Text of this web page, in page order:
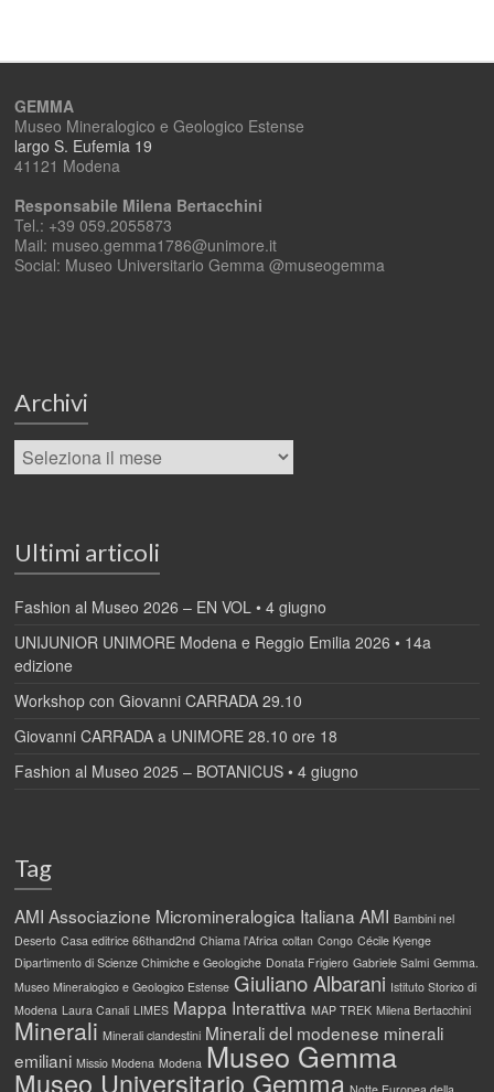
GEMMA
Museo Mineralogico e Geologico Estense
largo S. Eufemia 19
41121 Modena
Responsabile Milena Bertacchini
Tel.: +39 059.2055873
Mail: museo.gemma1786@unimore.it
Social: Museo Universitario Gemma @museogemma
Archivi
Ultimi articoli
Fashion al Museo 2026 – EN VOL • 4 giugno
UNIJUNIOR UNIMORE Modena e Reggio Emilia 2026 • 14a
edizione
Workshop con Giovanni CARRADA 29.10
Giovanni CARRADA a UNIMORE 28.10 ore 18
Fashion al Museo 2025 – BOTANICUS • 4 giugno
Tag
AMI Associazione Micromineralogica Italiana AMI Bambini nel
Deserto Casa editrice 66thand2nd Chiama l'Africa coltan Congo Cécile Kyenge
Dipartimento di Scienze Chimiche e Geologiche Donata Frigiero Gabriele Salmi Gemma.
Museo Mineralogico e Geologico Estense Giuliano Albarani Istituto Storico di
Modena Laura Canali LIMES Mappa Interattiva MAP TREK Milena Bertacchini
Minerali Minerali clandestini Minerali del modenese minerali
emiliani Missio Modena Modena Museo Gemma
Museo Universitario Gemma